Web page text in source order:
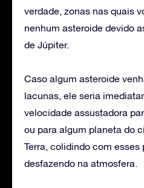
verdade, zonas nas quais
nenhum asteroide devido
de Júpiter.
Caso algum asteroide
lacunas, ele seria
velocidade assustadora
ou para algum planeta do
Terra, colidindo com esses
desfazendo na atmosfera.